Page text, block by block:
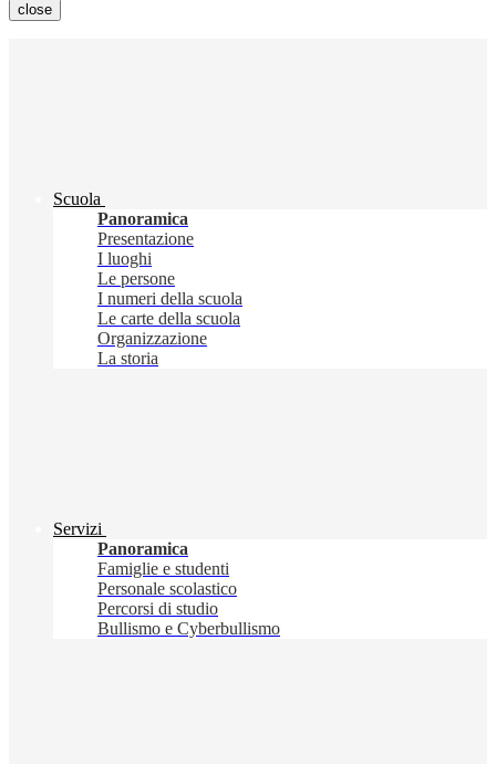
close
Scuola
Panoramica
Presentazione
I luoghi
Le persone
I numeri della scuola
Le carte della scuola
Organizzazione
La storia
Servizi
Panoramica
Famiglie e studenti
Personale scolastico
Percorsi di studio
Bullismo e Cyberbullismo